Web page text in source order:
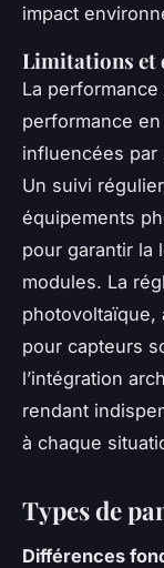
impact
Limitations et
La
performance
influencées par
Un suivi
équipements
pour garantir la
modules. La
photovoltaïque,
pour capteurs
l’intégration
rendant
à chaque
Types de
Différences